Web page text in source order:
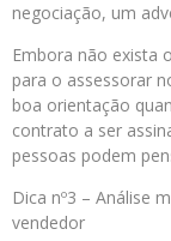
negociação, um
Embora não exista
para o assessorar
boa orientação
contrato a ser
pessoas podem
Dica nº3 – Análise
vendedor